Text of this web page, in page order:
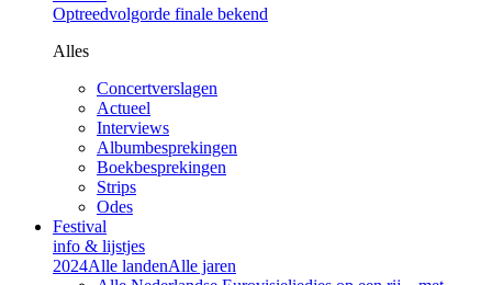
Optreedvolgorde finale bekend
Alles
Concertverslagen
Actueel
Interviews
Albumbesprekingen
Boekbesprekingen
Strips
Odes
Festival
info & lijstjes
2024Alle landenAlle jaren